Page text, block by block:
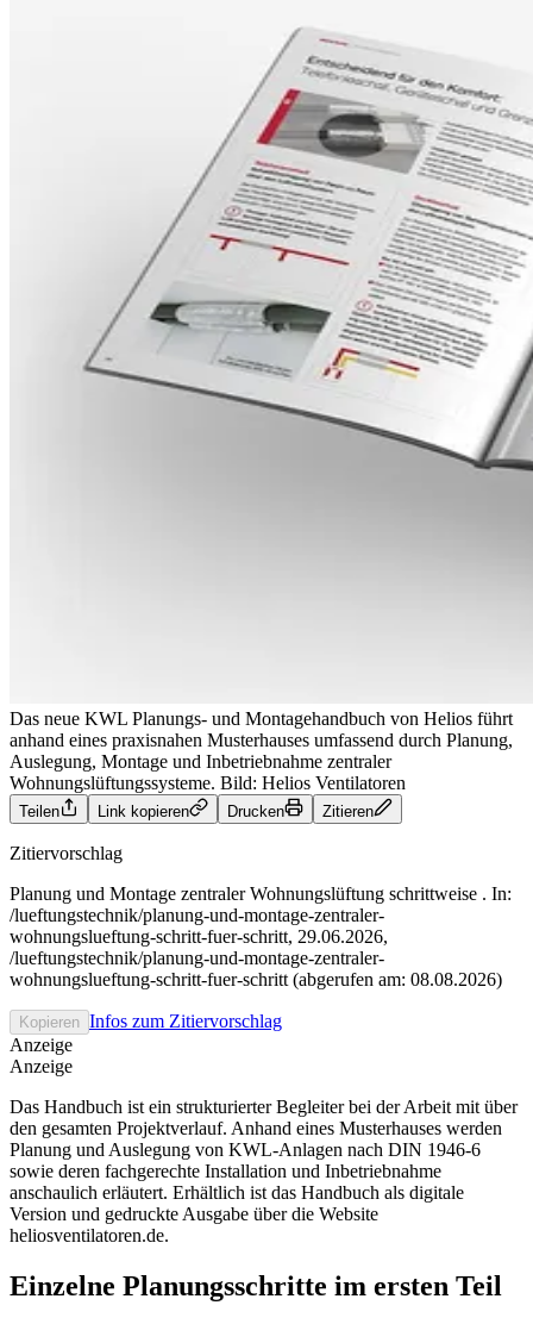
Das neue KWL Planungs- und Montagehandbuch von Helios führt
anhand eines praxisnahen Musterhauses umfassend durch Planung,
Auslegung, Montage und Inbetriebnahme zentraler
Wohnungslüftungssysteme. Bild: Helios Ventilatoren
Teilen Link kopieren Drucken Zitieren
Zitiervorschlag
Planung und Montage zentraler Wohnungslüftung schrittweise . In:
/lueftungstechnik/planung-und-montage-zentraler-
wohnungslueftung-schritt-fuer-schritt, 29.06.2026,
/lueftungstechnik/planung-und-montage-zentraler-
wohnungslueftung-schritt-fuer-schritt (abgerufen am: 08.08.2026)
Kopieren Infos zum Zitiervorschlag
Anzeige
Anzeige
Das Handbuch ist ein strukturierter Begleiter bei der Arbeit mit über
den gesamten Projektverlauf. Anhand eines Musterhauses werden
Planung und Auslegung von KWL-Anlagen nach DIN 1946-6
sowie deren fachgerechte Installation und Inbetriebnahme
anschaulich erläutert. Erhältlich ist das Handbuch als digitale
Version und gedruckte Ausgabe über die Website
heliosventilatoren.de.
Einzelne Planungsschritte im ersten Teil